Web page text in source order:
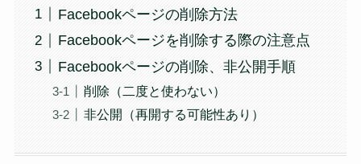
Facebookページの削除方法
Facebookページを削除する際の注意点
Facebookページの削除、非公開手順
削除（二度と使わない）
非公開（再開する可能性あり）